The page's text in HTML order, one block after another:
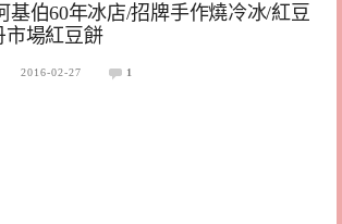
基伯60年冰店/招牌手作燒冷冰/紅豆
市場紅豆餅
2016-02-27 1